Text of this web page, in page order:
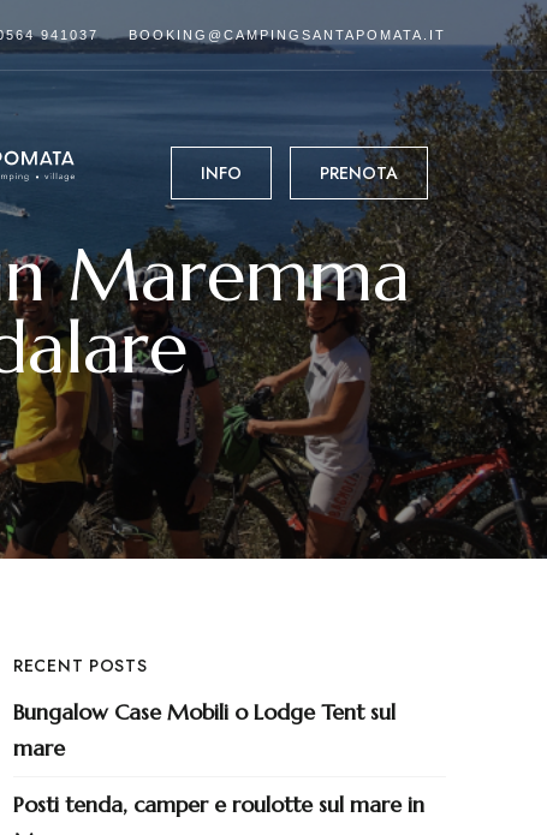
941037 BOOKING@CAMPINGSANTAPOMATA.IT
INFO PRENOTA
Maremma
RECENT POSTS
Bungalow Case Mobili o Lodge Tent sul
mare
Posti tenda, camper e roulotte sul mare in